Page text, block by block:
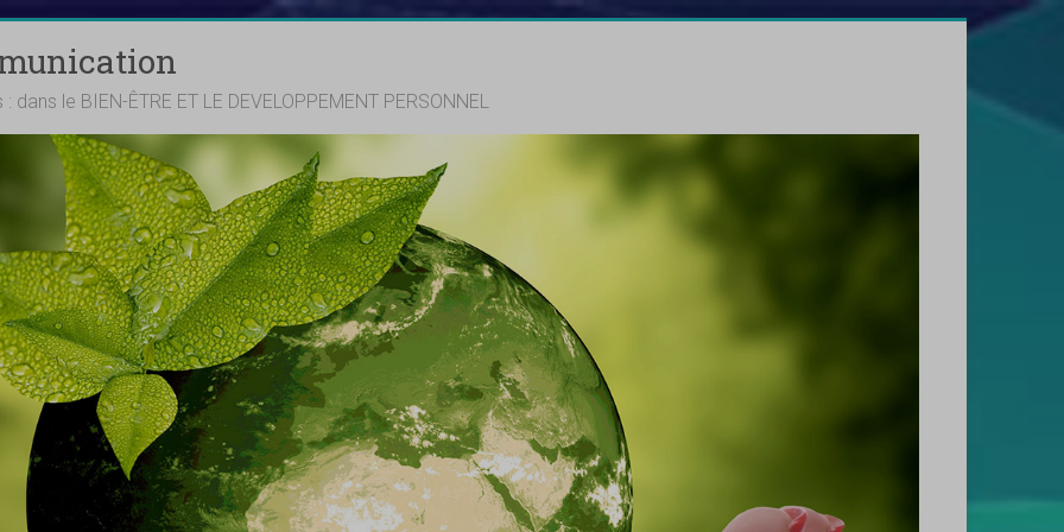
le BIEN-ÊTRE ET LE DEVELOPPEMENT PERSONNEL